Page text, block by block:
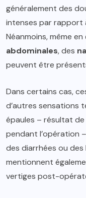
généralement des
intenses par rapport
Néanmoins, même
abdominales, des
peuvent être
Dans certains cas,
d’autres sensations
épaules – résultat de
pendant l’opération
des diarrhées ou
mentionnent
vertiges post-